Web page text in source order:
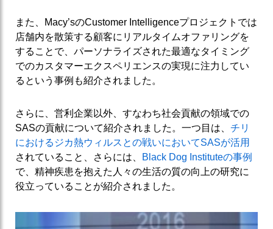
また、Macy’sのCustomer Intelligenceプロジェクトでは
店舗内を散策する顧客にリアルタイムオファリングを
することで、パーソナライズされた最適なタイミング
でのカスタマーエクスペリエンスの実現に注力してい
るという事例も紹介されました。
さらに、営利企業以外、すなわち社会貢献の領域での
SASの貢献について紹介されました。一つ目は、 チリ
におけるジカ熱ウィルスとの戦いにおいてSASが活用
されていること、さらには、
Black Dog Instituteの事例
で、精神疾患を抱えた人々の生活の質の向上の研究に
役立っていることが紹介されました。